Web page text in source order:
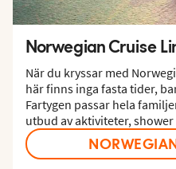
Norwegian Cruise
När du kryssar med
här finns inga fasta tider,
Fartygen passar hela
utbud av aktiviteter,